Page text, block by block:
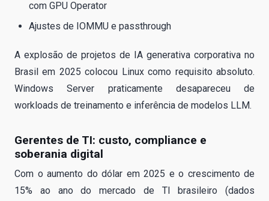
com GPU Operator
Ajustes de IOMMU e passthrough
A explosão de projetos de IA generativa corporativa no
Brasil em 2025 colocou Linux como requisito absoluto.
Windows Server praticamente desapareceu de
workloads de treinamento e inferência de modelos LLM.
Gerentes de TI: custo, compliance e
soberania digital
Com o aumento do dólar em 2025 e o crescimento de
15% ao ano do mercado de TI brasileiro (dados